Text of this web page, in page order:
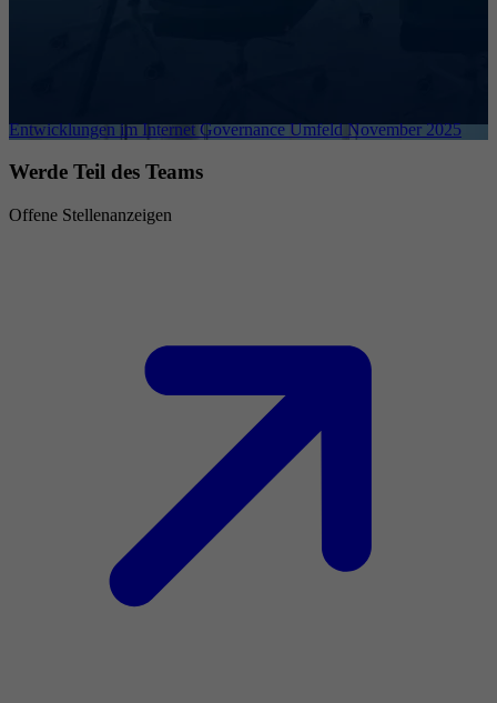
Entwicklungen im Internet Governance Umfeld November 2025
Werde Teil des Teams
Offene Stellenanzeigen